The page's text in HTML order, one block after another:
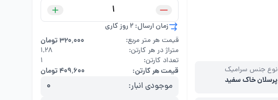
نوع جنس سرامیک
پرسلان خاک سفید
زمان ارسال: 2 روز کاری
قیمت هر متر مربع:
۳۲۰٬۰۰۰ تومان
متراژ در هر کارتن:
۱,۲۸
تعداد کارتن:
1
قیمت هر کارتن: ۴۰۹٬۶۰۰ تومان
موجودی انبار:
0